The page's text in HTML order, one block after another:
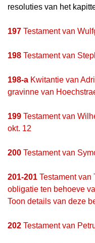
resoluties van het
197 Testament van
198 Testament van
198-a Kwitantie van
gravinne van
199 Testament van
okt. 12
200 Testament van
201-201 Testament
obligatie ten behoeve
Toon details van deze
202 Testament van